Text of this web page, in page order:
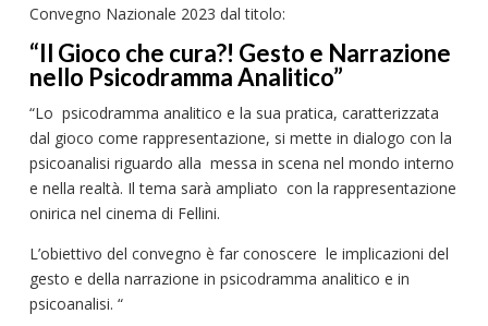
Convegno Nazionale 2023 dal titolo:
“Il Gioco che cura?! Gesto e Narrazione
nello Psicodramma Analitico”
“Lo psicodramma analitico e la sua pratica, caratterizzata
dal gioco come rappresentazione, si mette in dialogo con la
psicoanalisi riguardo alla messa in scena nel mondo interno
e nella realtà. Il tema sarà ampliato con la rappresentazione
onirica nel cinema di Fellini.
L’obiettivo del convegno è far conoscere le implicazioni del
gesto e della narrazione in psicodramma analitico e in
psicoanalisi. “